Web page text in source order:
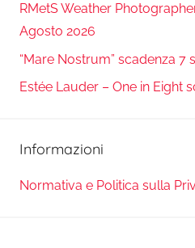
RMetS Weather
Agosto 2026
“Mare Nostrum” scadenza 7
Estée Lauder – One in Eight
Informazioni
Normativa e Politica sulla